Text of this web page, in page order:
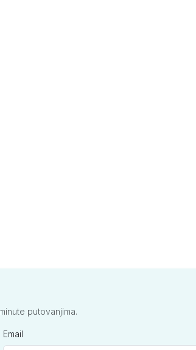
putovanjima.
Email